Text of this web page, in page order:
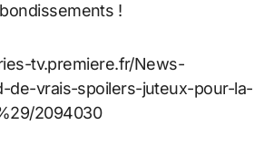
!
tv.premiere.fr/News-
de-vrais-spoilers-juteux-pour-la-
2094030